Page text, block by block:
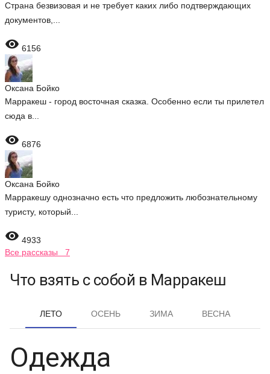
Страна безвизовая и не требует каких либо подтверждающих
документов,...
 6156
Оксана Бойко
Марракеш - город восточная сказка. Особенно если ты прилетел
сюда в...
 6876
Оксана Бойко
Марракешу однозначно есть что предложить любознательному
туристу, который...
 4933
Все рассказы 7
Что взять с собой в Марракеш
ЛЕТО ОСЕНЬ ЗИМА ВЕСНА
Одежда